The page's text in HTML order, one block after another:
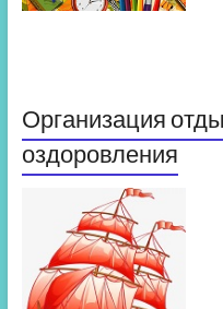
Организация
оздоровления